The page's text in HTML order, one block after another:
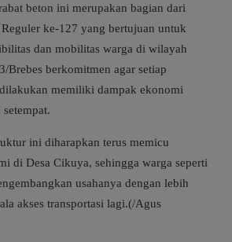
beton ini merupakan bagian dari
ke-127 yang bertujuan untuk
dan mobilitas warga di wilayah
Brebes berkomitmen agar setiap
memiliki dampak ekonomi
ini diharapkan terus memicu
di Desa Cikuya, sehingga warga seperti
usahanya dengan lebih
akses transportasi lagi.(/Agus